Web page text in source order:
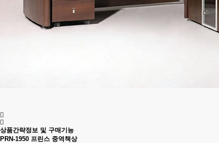
상품간략정보 및 구매기능
PRN-1950 프린스 중역책상